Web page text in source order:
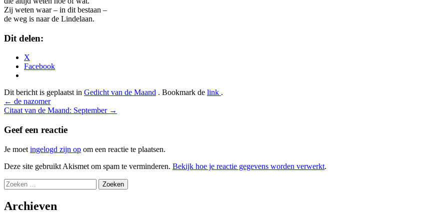
Zij weten waar – in dit bestaan –
de weg is naar de Lindelaan.
Dit delen:
X
Facebook
Dit bericht is geplaatst in Gedicht van de Maand . Bookmark de link .
Bericht
navigatie
← de nazomer
Citaat van de Maand: September →
Geef een reactie
Je moet ingelogd zijn op om een reactie te plaatsen.
Deze site gebruikt Akismet om spam te verminderen. Bekijk hoe je reactie gegevens worden verwerkt.
Zoeken
naar:
Archieven